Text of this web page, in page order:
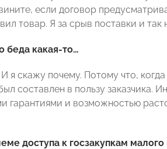
если договор
товар. Я за срыв поставки и так
беда какая-то…
я скажу почему. Потому что,
составлен в пользу заказчика.
гарантиями и возможностью
доступа к госзакупкам малого